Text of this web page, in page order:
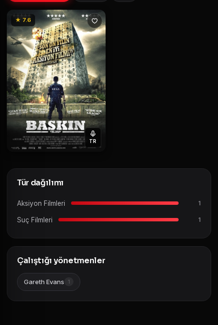
★ 7.6
TR
Tür dağılımı
Aksiyon Filmleri 1
Suç Filmleri 1
Çalıştığı yönetmenler
Gareth Evans 1